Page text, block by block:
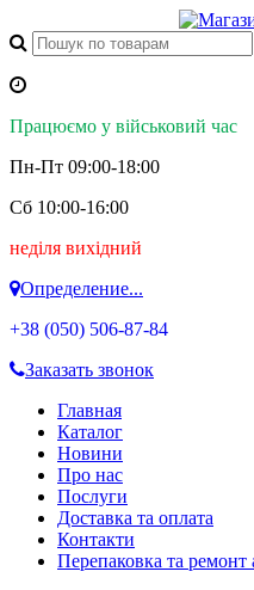
Працюємо у військовий час
Пн-Пт 09:00-18:00
Сб 10:00-16:00
неділя вихідний
Определение...
+38 (050) 506-87-84
Заказать звонок
Главная
Каталог
Новини
Про нас
Послуги
Доставка та оплата
Контакти
Перепаковка та ремонт